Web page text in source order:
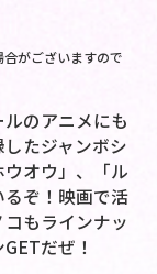
がございますので
のアニメにも
たジャンボシ
オウ」、「ル
ぞ！映画で活
もラインナッ
だぜ！